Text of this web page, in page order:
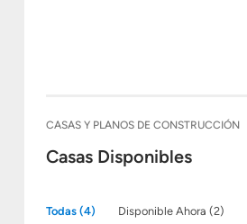
CASAS Y PLANOS DE CONSTRUCCIÓN
Casas Disponibles
Todas (4) Disponible Ahora (2)